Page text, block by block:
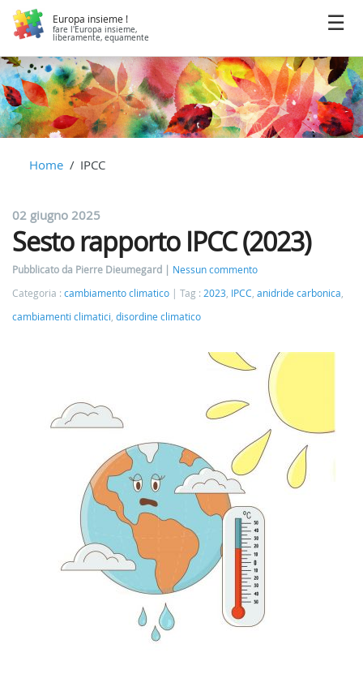
Europa insieme !
fare l'Europa insieme,
liberamente, equamente
Home IPCC
02 giugno 2025
Sesto rapporto IPCC (2023)
Pubblicato da Pierre Dieumegard
Nessun commento
Categoria : cambiamento climatico Tag : 2023 IPCC anidride carbonica
cambiamenti climatici disordine climatico